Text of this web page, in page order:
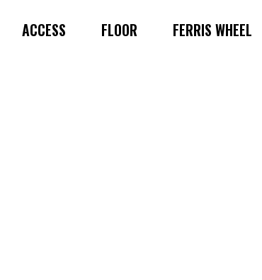
ACCESS FLOOR FERRIS WHEEL